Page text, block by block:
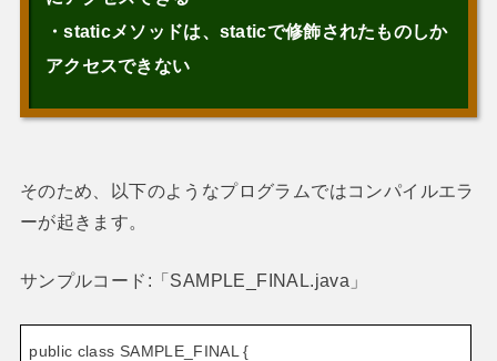
・staticメソッドは、staticで修飾されたものしか
アクセスできない
そのため、以下のようなプログラムではコンパイルエラ
ーが起きます。
サンプルコード:「SAMPLE_FINAL.java」
public class SAMPLE_FINAL {